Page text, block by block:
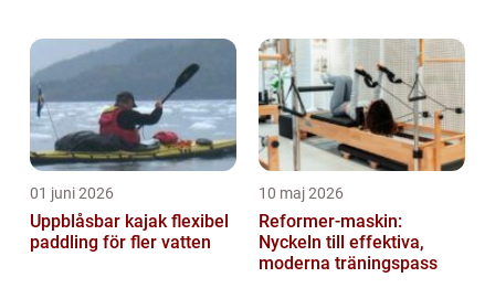
Översikt av Frida Karlsson ski...
01 juni 2026
Uppblåsbar kajak flexibel
paddling för fler vatten
10 maj 2026
Reformer-maskin:
Nyckeln till effektiva,
moderna träningspass